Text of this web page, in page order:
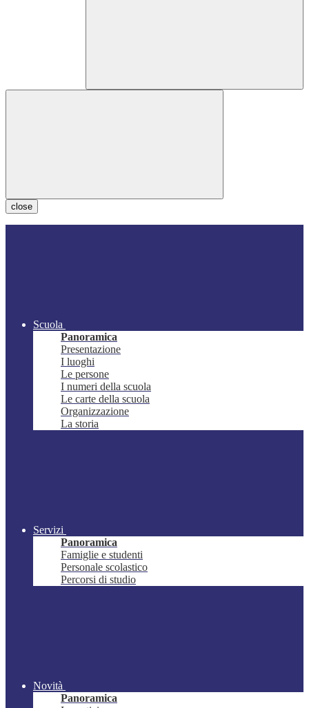
close
Scuola
Panoramica
Presentazione
I luoghi
Le persone
I numeri della scuola
Le carte della scuola
Organizzazione
La storia
Servizi
Panoramica
Famiglie e studenti
Personale scolastico
Percorsi di studio
Novità
Panoramica